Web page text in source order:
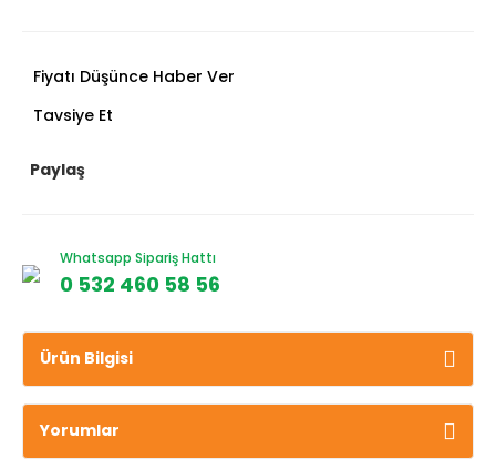
Fiyatı Düşünce Haber Ver
Tavsiye Et
Paylaş
Whatsapp Sipariş Hattı
0 532 460 58 56
Ürün Bilgisi
Yorumlar